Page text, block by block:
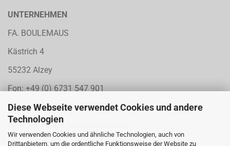
Diese Webseite verwendet Cookies und andere
Technologien
Wir verwenden Cookies und ähnliche Technologien, auch von
Drittanbietern, um die ordentliche Funktionsweise der Website zu
UNTERNEHMEN
FA. BOULEMAUS
Kästrich 4
55232 Alzey
Fon: +49 (0) 6731 547 901
Fax: +49 (0) 6731 547 902
Mail:vertrieb@boule-petanque.de
Web: www.boule-petanque.de